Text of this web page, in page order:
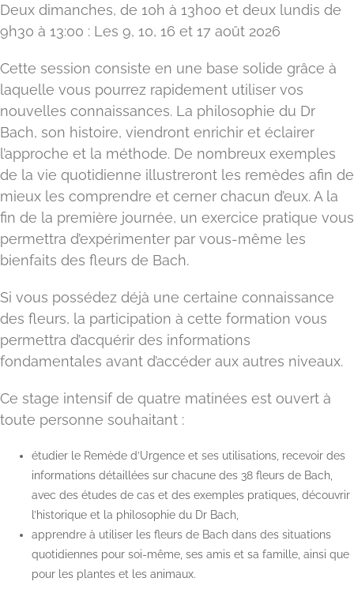
Deux dimanches, de 10h à 13h00 et deux lundis de
9h30 à 13:00 : Les 9, 10, 16 et 17 août 2026
Cette session consiste en une base solide grâce à
laquelle vous pourrez rapidement utiliser vos
nouvelles connaissances. La philosophie du Dr
Bach, son histoire, viendront enrichir et éclairer
l’approche et la méthode. De nombreux exemples
de la vie quotidienne illustreront les remèdes afin de
mieux les comprendre et cerner chacun d’eux. A la
fin de la première journée, un exercice pratique vous
permettra d’expérimenter par vous-même les
bienfaits des fleurs de Bach.
Si vous possédez déjà une certaine connaissance
des fleurs, la participation à cette formation vous
permettra d’acquérir des informations
fondamentales avant d’accéder aux autres niveaux.
Ce stage intensif de quatre matinées est ouvert à
toute personne souhaitant :
étudier le Remède d’Urgence et ses utilisations, recevoir des
informations détaillées sur chacune des 38 fleurs de Bach,
avec des études de cas et des exemples pratiques, découvrir
l’historique et la philosophie du Dr Bach,
apprendre à utiliser les fleurs de Bach dans des situations
quotidiennes pour soi-même, ses amis et sa famille, ainsi que
pour les plantes et les animaux.